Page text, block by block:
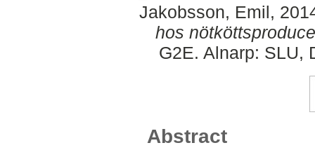
Jakobsson, Emil,
hos
G2E. Alnarp: SLU,
Abstract